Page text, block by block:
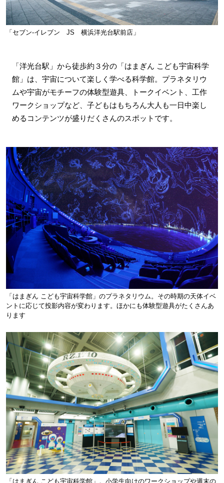
「セブン-イレブン JS 横浜洋光台駅前店」
「洋光台駅」から徒歩約３分の「はまぎん こども宇宙科学
館」は、宇宙について楽しく学べる科学館。プラネタリウ
ムや宇宙がモチーフの体験型遊具、トークイベント、工作
ワークショップなど、子どもはもちろん大人も一日中楽し
めるコンテンツが盛りだくさんのスポットです。
「はまぎん こども宇宙科学館」のプラネタリウム。その時期の天体イベ
ントに応じて投影内容が変わります。ほかにも体験型遊具がたくさんあ
ります
「はまぎん こども宇宙科学館」。小学生向けのワークショップや週末の